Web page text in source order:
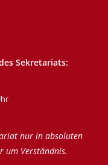
Sekretariats:
nur in absoluten
um Verständnis.